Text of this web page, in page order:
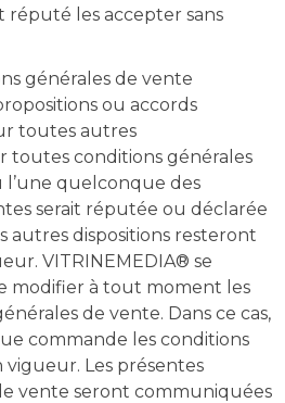
réputé les accepter sans
générales de vente
ou accords
toutes autres
toutes conditions générales
l’une quelconque des
serait réputée ou déclarée
autres dispositions resteront
VITRINEMEDIA® se
modifier à tout moment les
de vente. Dans ce cas,
commande les conditions
Les présentes
vente seront communiquées